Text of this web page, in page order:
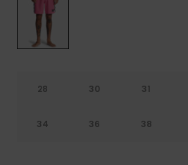
la FAQ
28 30 31
34 36 38